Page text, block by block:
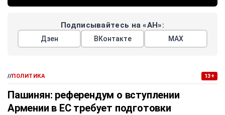
Подписывайтесь на «АН»:
Дзен ВКонтакте МАХ
//ПОЛИТИКА 13+
Пашинян: референдум о вступлении
Армении в ЕС требует подготовки